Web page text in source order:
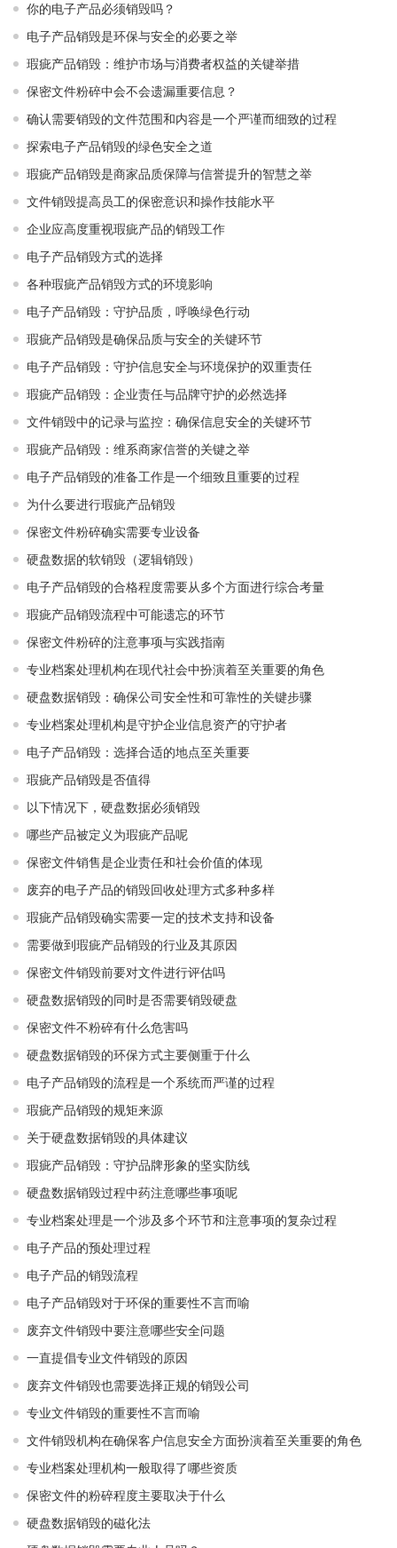
你的电子产品必须销毁吗？
电子产品销毁是环保与安全的必要之举​ ​
瑕疵产品销毁：维护市场与消费者权益的关键举措​ ​
保密文件粉碎中会不会遗漏重要信息？
确认需要销毁的文件范围和内容是一个严谨而细致的过程
探索电子产品销毁的绿色安全之道
瑕疵产品销毁是商家品质保障与信誉提升的智慧之举
文件销毁提高员工的保密意识和操作技能水平
企业应高度重视瑕疵产品的销毁工作
电子产品销毁方式的选择
各种瑕疵产品销毁方式的环境影响
电子产品销毁：守护品质，呼唤绿色行动
瑕疵产品销毁是确保品质与安全的关键环节
电子产品销毁：守护信息安全与环境保护的双重责任
瑕疵产品销毁：企业责任与品牌守护的必然选择
文件销毁中的记录与监控：确保信息安全的关键环节
瑕疵产品销毁：维系商家信誉的关键之举
电子产品销毁的准备工作是一个细致且重要的过程
为什么要进行瑕疵产品销毁
保密文件粉碎确实需要专业设备
硬盘数据的软销毁（逻辑销毁）
电子产品销毁的合格程度需要从多个方面进行综合考量
瑕疵产品销毁流程中可能遗忘的环节
保密文件粉碎的注意事项与实践指南
专业档案处理机构在现代社会中扮演着至关重要的角色
硬盘数据销毁：确保公司安全性和可靠性的关键步骤
专业档案处理机构是守护企业信息资产的守护者
电子产品销毁：选择合适的地点至关重要
瑕疵产品销毁是否值得
以下情况下，硬盘数据必须销毁
哪些产品被定义为瑕疵产品呢
保密文件销售是企业责任和社会价值的体现
废弃的电子产品的销毁回收处理方式多种多样
瑕疵产品销毁确实需要一定的技术支持和设备
需要做到瑕疵产品销毁的行业及其原因
保密文件销毁前要对文件进行评估吗
硬盘数据销毁的同时是否需要销毁硬盘
保密文件不粉碎有什么危害吗
硬盘数据销毁的环保方式主要侧重于什么
电子产品销毁的流程是一个系统而严谨的过程
瑕疵产品销毁的规矩来源
关于硬盘数据销毁的具体建议
瑕疵产品销毁：守护品牌形象的坚实防线
硬盘数据销毁过程中药注意哪些事项呢
专业档案处理是一个涉及多个环节和注意事项的复杂过程
电子产品的预处理过程
电子产品的销毁流程
电子产品销毁对于环保的重要性不言而喻
废弃文件销毁中要注意哪些安全问题
一直提倡专业文件销毁的原因
废弃文件销毁也需要选择正规的销毁公司
专业文件销毁的重要性不言而喻
文件销毁机构在确保客户信息安全方面扮演着至关重要的角色
专业档案处理机构一般取得了哪些资质
保密文件的粉碎程度主要取决于什么
硬盘数据销毁的磁化法